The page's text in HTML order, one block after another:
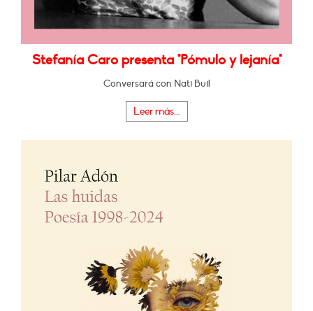
Stefanía Caro presenta "Pómulo y lejanía"
Conversará con Nati Buil
Leer más...